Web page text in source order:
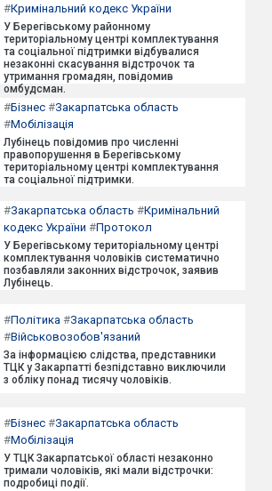
#Кримінальний кодекс України
У Берегівському районному
територіальному центрі комплектування
та соціальної підтримки відбувалися
незаконні скасування відстрочок та
утримання громадян, повідомив
омбудсман.
#Бізнес #Закарпатська область
#Мобілізація
Лубінець повідомив про численні
правопорушення в Берегівському
територіальному центрі комплектування
та соціальної підтримки.
#Закарпатська область #Кримінальний
кодекс України #Протокол
У Берегівському територіальному центрі
комплектування чоловіків систематично
позбавляли законних відстрочок, заявив
Лубінець.
#Політика #Закарпатська область
#Військовозобов'язаний
За інформацією слідства, представники
ТЦК у Закарпатті безпідставно виключили
з обліку понад тисячу чоловіків.
#Бізнес #Закарпатська область
#Мобілізація
У ТЦК Закарпатської області незаконно
тримали чоловіків, які мали відстрочки:
подробиці події.